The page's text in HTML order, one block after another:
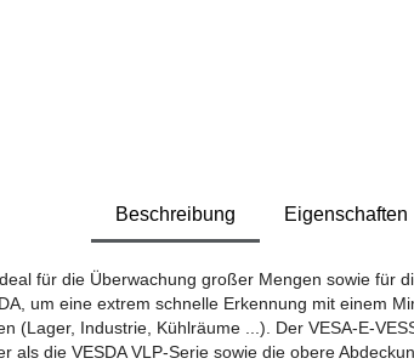
Beschreibung Eigenschaften
für die Überwachung großer Mengen sowie für
um eine extrem schnelle Erkennung mit einem
(Lager, Industrie, Kühlräume ...). Der VESA-E-
als die VESDA VLP-Serie sowie die obere